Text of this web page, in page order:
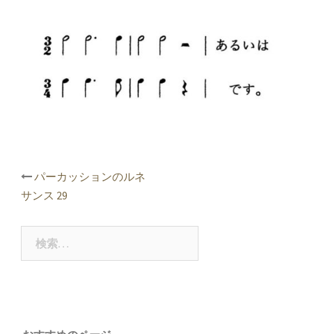
投
稿
ナ
シ
パーカッションのルネ
サンス 29